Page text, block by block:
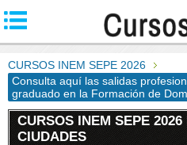
CURSOS INEM SEPE 2026
Consulta aquí las salidas
graduado en la Formación de
CURSOS INEM SEPE
CIUDADES